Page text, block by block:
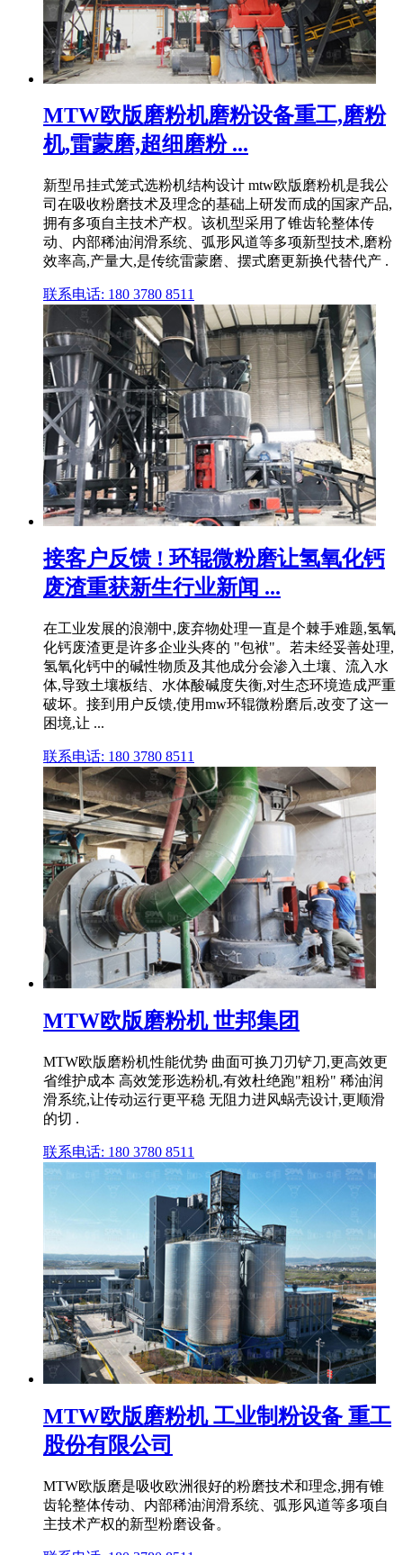
MTW欧版磨粉机磨粉设备重工,磨粉
机,雷蒙磨,超细磨粉 ...
新型吊挂式笼式选粉机结构设计 mtw欧版磨粉机是我公
司在吸收粉磨技术及理念的基础上研发而成的国家产品,
拥有多项自主技术产权。该机型采用了锥齿轮整体传
动、内部稀油润滑系统、弧形风道等多项新型技术,磨粉
效率高,产量大,是传统雷蒙磨、摆式磨更新换代替代产 .
联系电话: 180 3780 8511
接客户反馈 ! 环辊微粉磨让氢氧化钙
废渣重获新生行业新闻 ...
在工业发展的浪潮中,废弃物处理一直是个棘手难题,氢氧
化钙废渣更是许多企业头疼的 "包袱"。若未经妥善处理,
氢氧化钙中的碱性物质及其他成分会渗入土壤、流入水
体,导致土壤板结、水体酸碱度失衡,对生态环境造成严重
破坏。接到用户反馈,使用mw环辊微粉磨后,改变了这一
困境,让 ...
联系电话: 180 3780 8511
MTW欧版磨粉机 世邦集团
MTW欧版磨粉机性能优势 曲面可换刀刃铲刀,更高效更
省维护成本 高效笼形选粉机,有效杜绝跑"粗粉" 稀油润
滑系统,让传动运行更平稳 无阻力进风蜗壳设计,更顺滑
的切 .
联系电话: 180 3780 8511
MTW欧版磨粉机 工业制粉设备 重工
股份有限公司
MTW欧版磨是吸收欧洲很好的粉磨技术和理念,拥有锥
齿轮整体传动、内部稀油润滑系统、弧形风道等多项自
主技术产权的新型粉磨设备。